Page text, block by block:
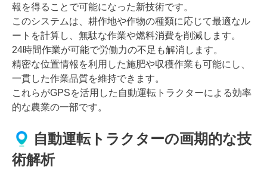
報を得ることで可能になった新技術です。
このシステムは、耕作地や作物の種類に応じて最適なル
ートを計算し、無駄な作業や燃料消費を削減します。
24時間作業が可能で労働力の不足も解消します。
精密な位置情報を利用した施肥や収穫作業も可能にし、
一貫した作業品質を維持できます。
これらがGPSを活用した自動運転トラクターによる効率
的な農業の一部です。
自動運転トラクターの画期的な技
術解析